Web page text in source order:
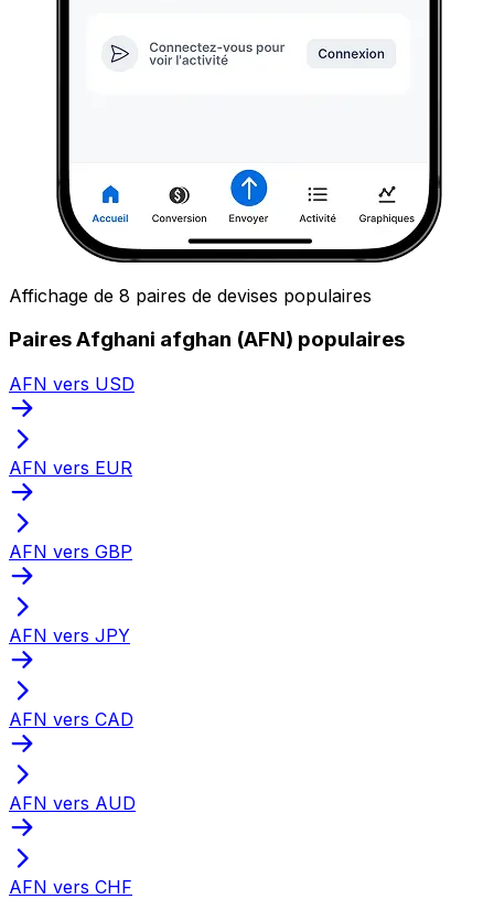
Affichage de 8 paires de devises populaires
Paires Afghani afghan (AFN) populaires
AFN vers USD
AFN vers EUR
AFN vers GBP
AFN vers JPY
AFN vers CAD
AFN vers AUD
AFN vers CHF